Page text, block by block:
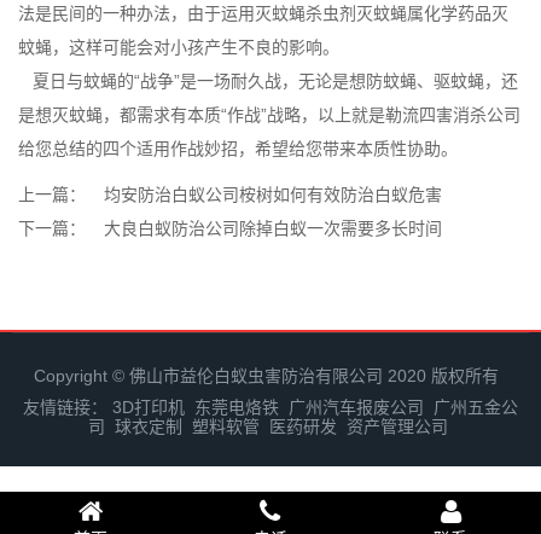
法是民间的一种办法，由于运用灭蚊蝇杀虫剂灭蚊蝇属化学药品灭
蚊蝇，这样可能会对小孩产生不良的影响。
夏日与蚊蝇的“战争”是一场耐久战，无论是想防蚊蝇、驱蚊蝇，还
是想灭蚊蝇，都需求有本质“作战”战略，以上就是勒流四害消杀公司
给您总结的四个适用作战妙招，希望给您带来本质性协助。
上一篇：
均安防治白蚁公司桉树如何有效防治白蚁危害
下一篇：
大良白蚁防治公司除掉白蚁一次需要多长时间
Copyright © 佛山市益伦白蚁虫害防治有限公司 2020 版权所有
友情链接：
3D打印机 东莞电烙铁 广州汽车报废公司
广州五金公
司
球衣定制 塑料软管 医药研发 资产管理公司